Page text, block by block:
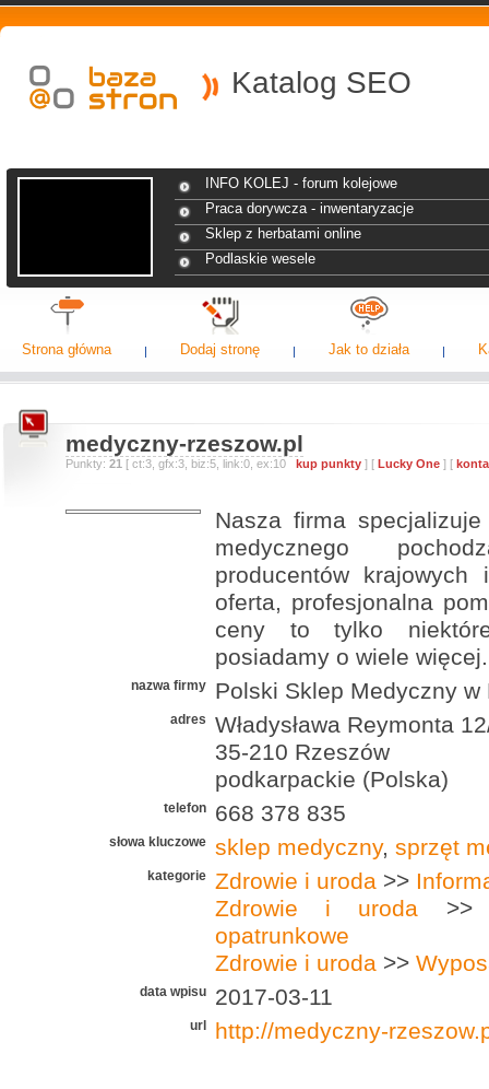
Katalog SEO
INFO KOLEJ - forum kolejowe
Praca dorywcza - inwentaryzacje
Sklep z herbatami online
Podlaskie wesele
Strona główna Dodaj stronę Jak to działa
medyczny-rzeszow.pl
Punkty: 21 [ ct:3, gfx:3, biz:5, link:0, ex:10 kup punkty ] [ Lucky One ] [
Nasza firma
medycznego
producentów krajowych
oferta, profesjonalna
ceny to tylko
posiadamy o wiele więcej.
nazwa firmy Polski Sklep Medyczny w
adres
Władysława Reymonta
35-210 Rzeszów
podkarpackie (Polska)
telefon 668 378 835
słowa kluczowe sklep medyczny, sprzęt
kategorie Zdrowie i uroda >>
Zdrowie i uroda
opatrunkowe
Zdrowie i uroda >>
data wpisu 2017-03-11
url http://medyczny-